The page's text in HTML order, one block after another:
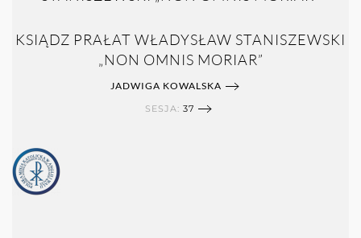
KSIĄDZ PRAŁAT WŁADYSŁAW STANISZEWSKI
„NON OMNIS MORIAR”
JADWIGA KOWALSKA
SESJA: 37